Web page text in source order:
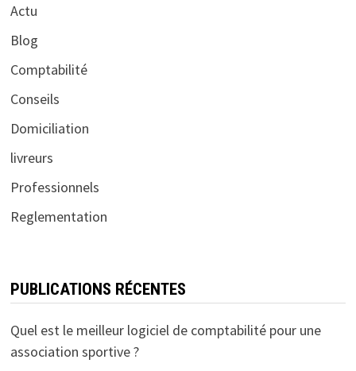
Actu
Blog
Comptabilité
Conseils
Domiciliation
livreurs
Professionnels
Reglementation
PUBLICATIONS RÉCENTES
Quel est le meilleur logiciel de comptabilité pour une
association sportive ?